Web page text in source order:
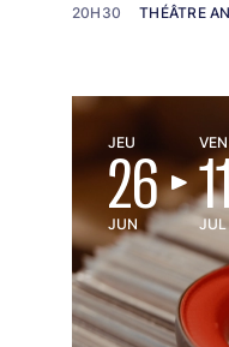
20H30 THÉÂTRE
JEU
26
JUN
VEN
JUL